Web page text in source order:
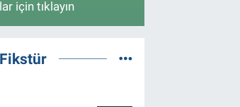
için tıklayın